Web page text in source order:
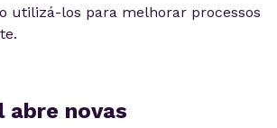
utilizá-los para melhorar processos
abre novas